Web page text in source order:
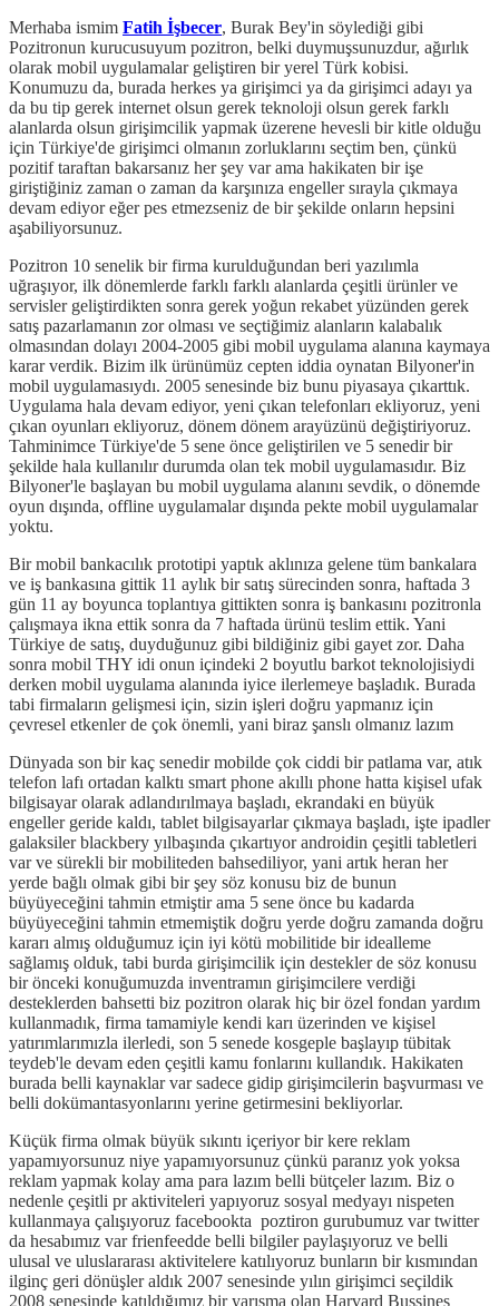
Merhaba ismim Fatih İşbecer, Burak Bey'in söylediği gibi
Pozitronun kurucusuyum pozitron, belki duymuşsunuzdur, ağırlık
olarak mobil uygulamalar geliştiren bir yerel Türk kobisi.
Konumuzu da, burada herkes ya girişimci ya da girişimci adayı ya
da bu tip gerek internet olsun gerek teknoloji olsun gerek farklı
alanlarda olsun girişimcilik yapmak üzerene hevesli bir kitle olduğu
için Türkiye'de girişimci olmanın zorluklarını seçtim ben, çünkü
pozitif taraftan bakarsanız her şey var ama hakikaten bir işe
giriştiğiniz zaman o zaman da karşınıza engeller sırayla çıkmaya
devam ediyor eğer pes etmezseniz de bir şekilde onların hepsini
aşabiliyorsunuz.
Pozitron 10 senelik bir firma kurulduğundan beri yazılımla
uğraşıyor, ilk dönemlerde farklı farklı alanlarda çeşitli ürünler ve
servisler geliştirdikten sonra gerek yoğun rekabet yüzünden gerek
satış pazarlamanın zor olması ve seçtiğimiz alanların kalabalık
olmasından dolayı 2004-2005 gibi mobil uygulama alanına kaymaya
karar verdik. Bizim ilk ürünümüz cepten iddia oynatan Bilyoner'in
mobil uygulamasıydı. 2005 senesinde biz bunu piyasaya çıkarttık.
Uygulama hala devam ediyor, yeni çıkan telefonları ekliyoruz, yeni
çıkan oyunları ekliyoruz, dönem dönem arayüzünü değiştiriyoruz.
Tahminimce Türkiye'de 5 sene önce geliştirilen ve 5 senedir bir
şekilde hala kullanılır durumda olan tek mobil uygulamasıdır. Biz
Bilyoner'le başlayan bu mobil uygulama alanını sevdik, o dönemde
oyun dışında, offline uygulamalar dışında pekte mobil uygulamalar
yoktu.
Bir mobil bankacılık prototipi yaptık aklınıza gelene tüm bankalara
ve iş bankasına gittik 11 aylık bir satış sürecinden sonra, haftada 3
gün 11 ay boyunca toplantıya gittikten sonra iş bankasını pozitronla
çalışmaya ikna ettik sonra da 7 haftada ürünü teslim ettik. Yani
Türkiye de satış, duyduğunuz gibi bildiğiniz gibi gayet zor. Daha
sonra mobil THY idi onun içindeki 2 boyutlu barkot teknolojisiydi
derken mobil uygulama alanında iyice ilerlemeye başladık. Burada
tabi firmaların gelişmesi için, sizin işleri doğru yapmanız için
çevresel etkenler de çok önemli, yani biraz şanslı olmanız lazım
Dünyada son bir kaç senedir mobilde çok ciddi bir patlama var, atık
telefon lafı ortadan kalktı smart phone akıllı phone hatta kişisel ufak
bilgisayar olarak adlandırılmaya başladı, ekrandaki en büyük
engeller geride kaldı, tablet bilgisayarlar çıkmaya başladı, işte ipadler
galaksiler blackbery yılbaşında çıkartıyor androidin çeşitli tabletleri
var ve sürekli bir mobiliteden bahsediliyor, yani artık heran her
yerde bağlı olmak gibi bir şey söz konusu biz de bunun
büyüyeceğini tahmin etmiştir ama 5 sene önce bu kadarda
büyüyeceğini tahmin etmemiştik doğru yerde doğru zamanda doğru
kararı almış olduğumuz için iyi kötü mobilitide bir idealleme
sağlamış olduk, tabi burda girişimcilik için destekler de söz konusu
bir önceki konuğumuzda inventramın girişimcilere verdiği
desteklerden bahsetti biz pozitron olarak hiç bir özel fondan yardım
kullanmadık, firma tamamiyle kendi karı üzerinden ve kişisel
yatırımlarımızla ilerledi, son 5 senede kosgeple başlayıp tübitak
teydeb'le devam eden çeşitli kamu fonlarını kullandık. Hakikaten
burada belli kaynaklar var sadece gidip girişimcilerin başvurması ve
belli dokümantasyonlarını yerine getirmesini bekliyorlar.
Küçük firma olmak büyük sıkıntı içeriyor bir kere reklam
yapamıyorsunuz niye yapamıyorsunuz çünkü paranız yok yoksa
reklam yapmak kolay ama para lazım belli bütçeler lazım. Biz o
nedenle çeşitli pr aktiviteleri yapıyoruz sosyal medyayı nispeten
kullanmaya çalışıyoruz facebookta poztiron gurubumuz var twitter
da hesabımız var frienfeedde belli bilgiler paylaşıyoruz ve belli
ulusal ve uluslararası aktivitelere katılıyoruz bunların bir kısmından
ilginç geri dönüşler aldık 2007 senesinde yılın girişimci seçildik
2008 senesinde katıldığımız bir yarışma olan Harvard Bussines